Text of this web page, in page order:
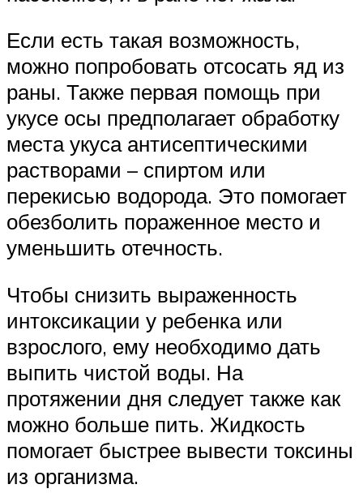
Если есть такая возможность,
можно попробовать отсосать яд из
раны. Также первая помощь при
укусе осы предполагает обработку
места укуса антисептическими
растворами – спиртом или
перекисью водорода. Это помогает
обезболить пораженное место и
уменьшить отечность.
Чтобы снизить выраженность
интоксикации у ребенка или
взрослого, ему необходимо дать
выпить чистой воды. На
протяжении дня следует также как
можно больше пить. Жидкость
помогает быстрее вывести токсины
из организма.